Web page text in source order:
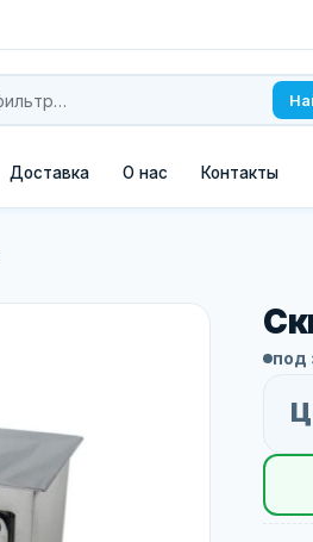
Доставка О нас Контакты
под